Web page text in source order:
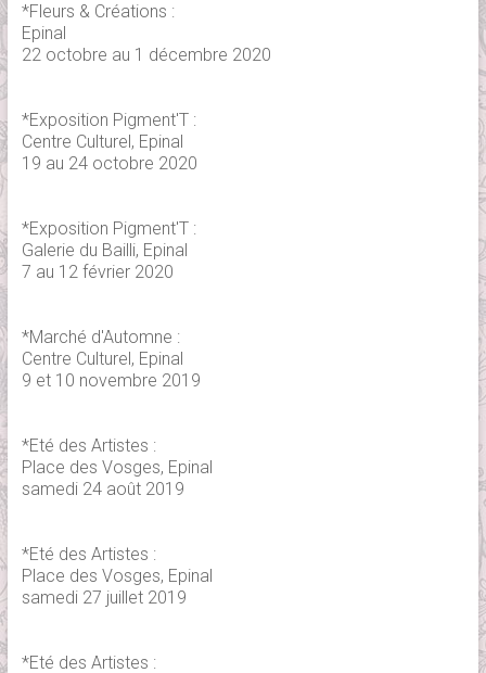
*Fleurs & Créations :
Epinal
22 octobre au 1 décembre 2020
*Exposition Pigment'T :
Centre Culturel, Epinal
19 au 24 octobre 2020
*Exposition Pigment'T :
Galerie du Bailli, Epinal
7 au 12 février 2020
*Marché d'Automne :
Centre Culturel, Epinal
9 et 10 novembre 2019
*Eté des Artistes :
Place des Vosges, Epinal
samedi 24 août 2019
*Eté des Artistes :
Place des Vosges, Epinal
samedi 27 juillet 2019
*Eté des Artistes :